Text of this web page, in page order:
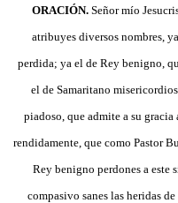
ORACIÓN. Señor mío
atribuyes diversos nombres,
perdida; ya el de Rey benigno,
el de Samaritano
piadoso, que admite a su
rendidamente, que como Pastor
Rey benigno perdones a este
compasivo sanes las heridas